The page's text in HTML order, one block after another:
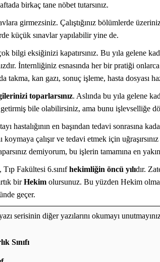
birkaç tane nöbet tutarsınız.
girmezsiniz. Çalıştığınız bölümlerde
küçük sınavlar yapılabilir yine de.
bilgi eksiğinizi kapatırsınız. Bu yıla gelene
İnternliğiniz esnasında her bir pratiği
takma, kan gazı, sonuç işleme, hasta dosyası
toparlarsınız. Aslında bu yıla gelene
bile olabilirsiniz, ama bunu işlevselliğe
hastalığının en başından tedavi sonrasına
koymaya çalışır ve tedavi etmek için
demiyorum, bu işlerin tamamına en
Fakültesi 6.sınıfhekimliğin öncü yılıdır.
birHekim olursunuz. Bu yüzden Hekim
geçer.
serisinin diğer yazılarını okumayı
Sınıfı
Yapılır?